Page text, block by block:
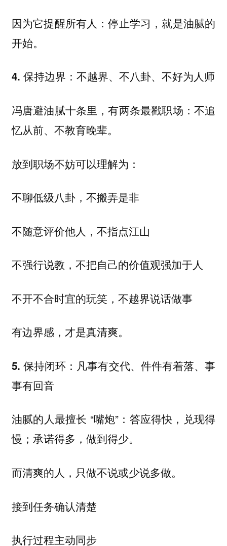
因为它提醒所有人：停止学习，就是油腻的
开始。
4. 保持边界：不越界、不八卦、不好为人师
冯唐避油腻十条里，有两条最戳职场：不追
忆从前、不教育晚辈。
放到职场不妨可以理解为：
不聊低级八卦，不搬弄是非
不随意评价他人，不指点江山
不强行说教，不把自己的价值观强加于人
不开不合时宜的玩笑，不越界说话做事
有边界感，才是真清爽。
5. 保持闭环：凡事有交代、件件有着落、事
事有回音
油腻的人最擅长 “嘴炮”：答应得快，兑现得
慢；承诺得多，做到得少。
而清爽的人，只做不说或少说多做。
接到任务确认清楚
执行过程主动同步